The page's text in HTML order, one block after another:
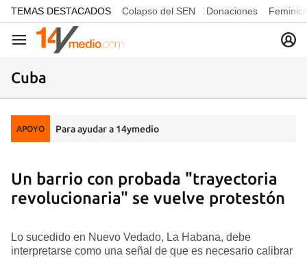
common.go-to-content
TEMAS DESTACADOS Colapso del SEN Donaciones
Navegación
Cuba
APOYO Para ayudar a 14ymedio
Un barrio con probada "trayectoria
revolucionaria" se vuelve protestón
Lo sucedido en Nuevo Vedado, La Habana, debe
interpretarse como una señal de que es necesario calibrar